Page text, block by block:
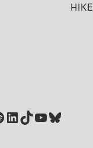
HIKE
LinkedIn
TikTok
YouTube
Bluesky